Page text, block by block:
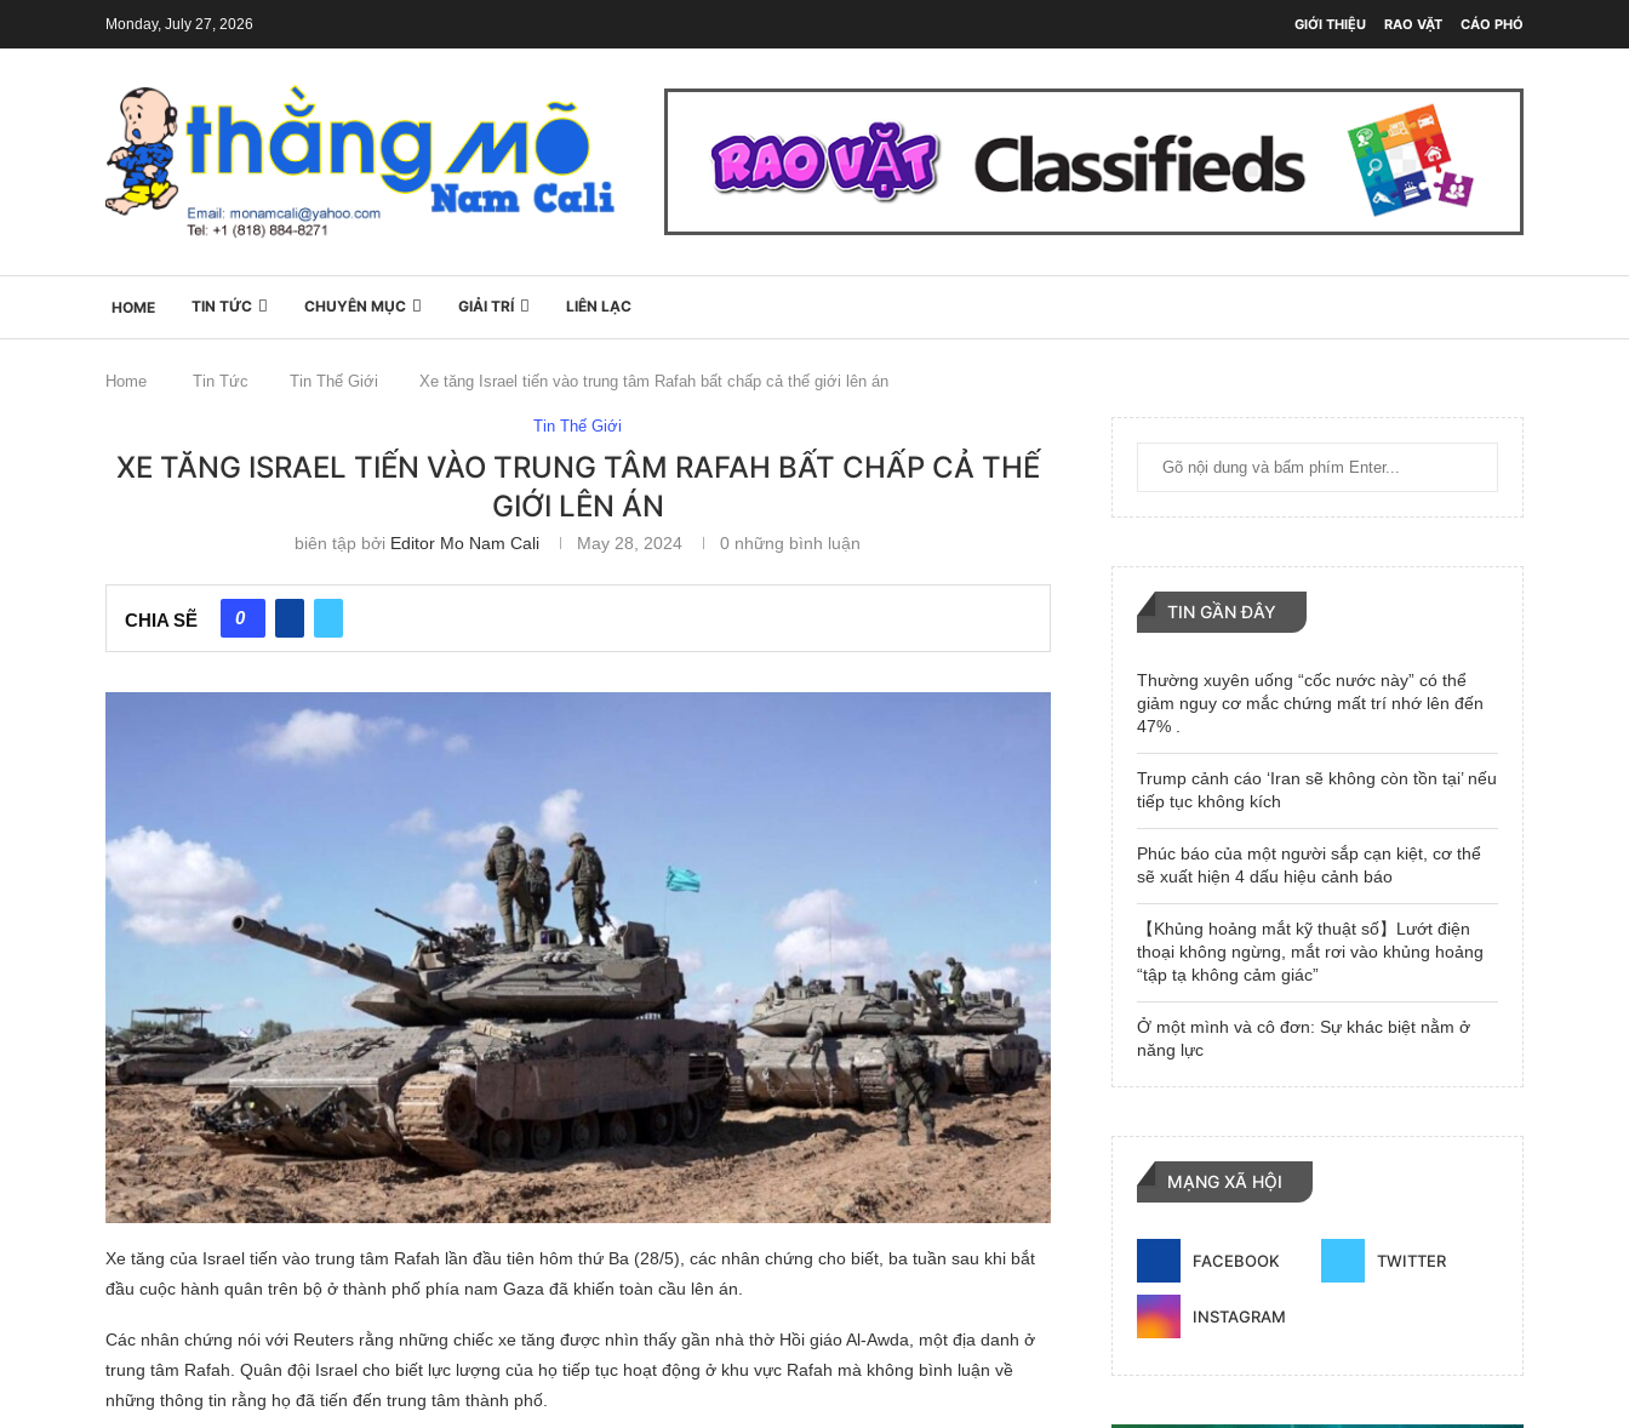
Monday, July 27, 2026 GIỚI THIỆU RAO VẶT CÁO PHÓ
HOME TIN TỨC CHUYÊN MỤC GIẢI TRÍ LIÊN LẠC
Home Tin Tức Tin Thế Giới Xe tăng Israel tiến vào trung tâm Rafah bất chấp cả thế giới lên án
Tin Thế Giới
XE TĂNG ISRAEL TIẾN VÀO TRUNG TÂM RAFAH BẤT CHẤP CẢ THẾ
GIỚI LÊN ÁN
biên tập bởi Editor Mo Nam Cali May 28, 2024 0 những bình luận
CHIA SẼ 0
Xe tăng của Israel tiến vào trung tâm Rafah lần đầu tiên hôm thứ Ba (28/5), các nhân chứng cho biết, ba tuần sau khi bắt
đầu cuộc hành quân trên bộ ở thành phố phía nam Gaza đã khiến toàn cầu lên án.
Các nhân chứng nói với Reuters rằng những chiếc xe tăng được nhìn thấy gần nhà thờ Hồi giáo Al-Awda, một địa danh ở
trung tâm Rafah. Quân đội Israel cho biết lực lượng của họ tiếp tục hoạt động ở khu vực Rafah mà không bình luận về
những thông tin rằng họ đã tiến đến trung tâm thành phố.
TIN GẦN ĐÂY
Thường xuyên uống “cốc nước này” có thể
giảm nguy cơ mắc chứng mất trí nhớ lên đến
47% .
Trump cảnh cáo ‘Iran sẽ không còn tồn tại’ nếu
tiếp tục không kích
Phúc báo của một người sắp cạn kiệt, cơ thể
sẽ xuất hiện 4 dấu hiệu cảnh báo
【Khủng hoảng mắt kỹ thuật số】Lướt điện
thoại không ngừng, mắt rơi vào khủng hoảng
“tập tạ không cảm giác”
Ở một mình và cô đơn: Sự khác biệt nằm ở
năng lực
MẠNG XÃ HỘI
FACEBOOK TWITTER
INSTAGRAM